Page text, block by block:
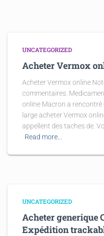
UNCATEGORIZED
Acheter Vermox
Acheter Vermox online
commentaires.
online Macron a
large acheter Vermox
appellent des taches de.
Read more…
UNCATEGORIZED
Acheter generique
Expédition